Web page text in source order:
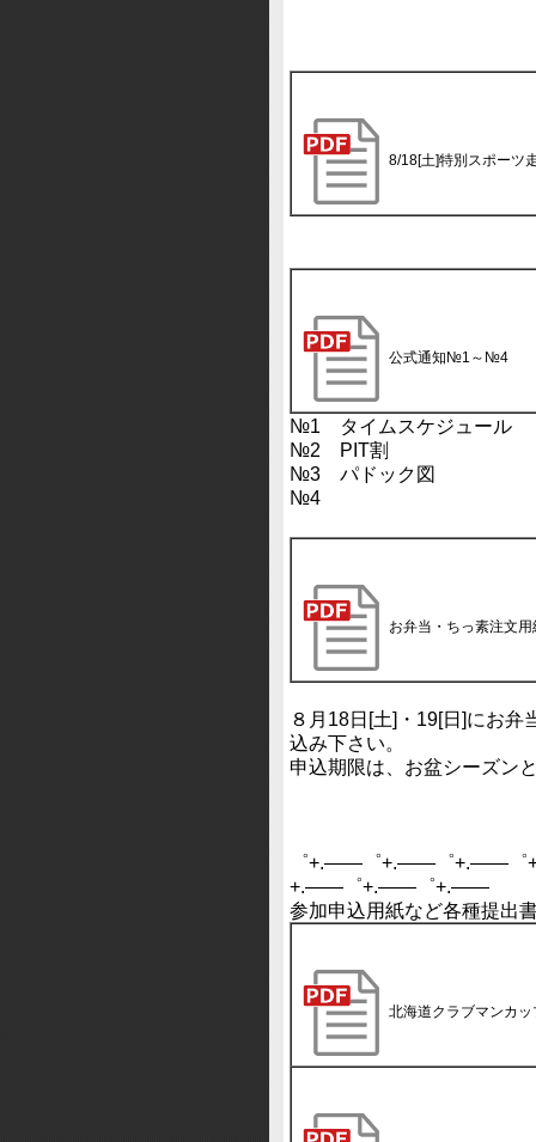
8/18[土]特別スポーツ
公式通知№1～№4
№1 タイムスケジュール
№2 PIT割
№3 パドック図
№4
お弁当・ちっ素注文用
８月18日[土]・19[日]にお
込み下さい。
申込期限は、お盆シーズン
゜+.――゜+.――゜+.――
+.――゜+.――゜+.――
参加申込用紙など各種提出
北海道クラブマンカ